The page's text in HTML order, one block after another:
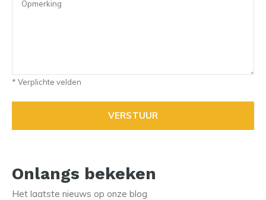
* Verplichte velden
VERSTUUR
Onlangs bekeken
Het laatste nieuws op onze blog